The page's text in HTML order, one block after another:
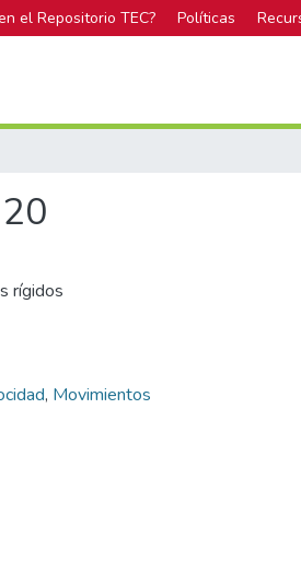
el Repositorio TEC? Políticas
rígidos
, Movimientos